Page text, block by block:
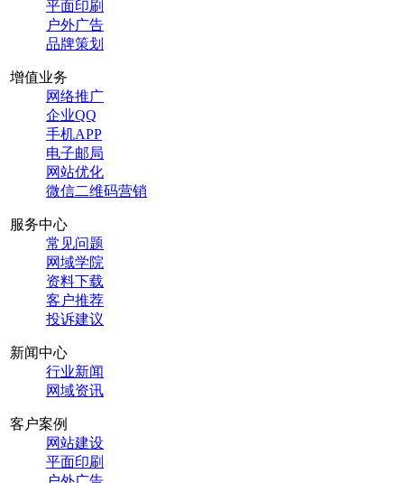
平面印刷
户外广告
品牌策划
增值业务
网络推广
企业QQ
手机APP
电子邮局
网站优化
微信二维码营销
服务中心
常见问题
网域学院
资料下载
客户推荐
投诉建议
新闻中心
行业新闻
网域资讯
客户案例
网站建设
平面印刷